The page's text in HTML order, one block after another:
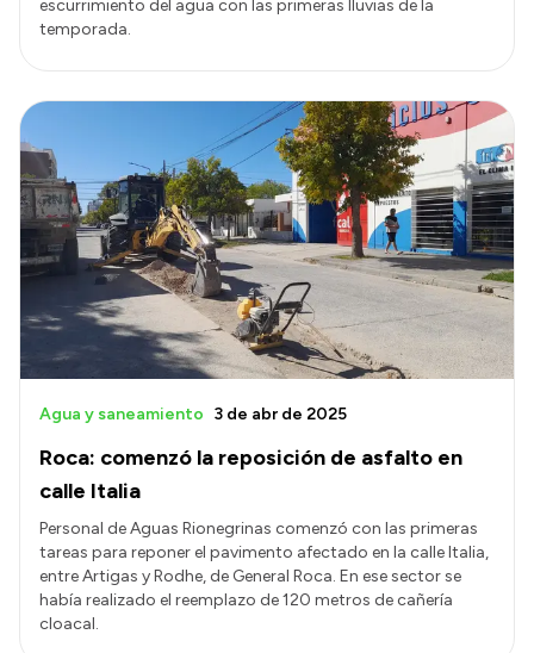
escurrimiento del agua con las primeras lluvias de la
temporada.
Roca: comenzó la reposición de asfalto en
calle Italia
Agua y saneamiento 3 de abr de 2025
Personal de Aguas Rionegrinas comenzó con las primeras
tareas para reponer el pavimento afectado en la calle Italia,
entre Artigas y Rodhe, de General Roca. En ese sector se
había realizado el reemplazo de 120 metros de cañería
cloacal.